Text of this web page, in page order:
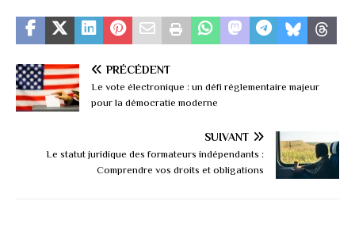
PRÉCÉDENT
Le vote électronique : un défi réglementaire majeur
pour la démocratie moderne
SUIVANT
Le statut juridique des formateurs indépendants :
Comprendre vos droits et obligations